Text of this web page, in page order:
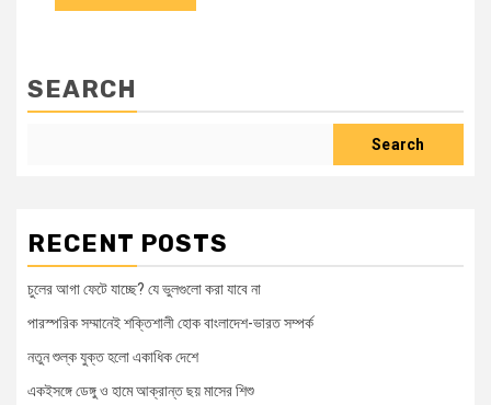
SEARCH
Search
RECENT POSTS
চুলের আগা ফেটে যাচ্ছে? যে ভুলগুলো করা যাবে না
পারস্পরিক সম্মানেই শক্তিশালী হোক বাংলাদেশ-ভারত সম্পর্ক
নতুন শুল্ক যুক্ত হলো একাধিক দেশে
একইসঙ্গে ডেঙ্গু ও হামে আক্রান্ত ছয় মাসের শিশু